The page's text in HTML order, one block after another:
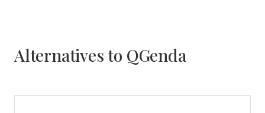
Alternatives to QGenda